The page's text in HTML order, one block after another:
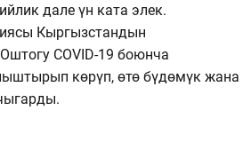
дале үн ката элек.
Кыргызстандын
COVID-19 боюнча
көрүп, өтө бүдөмүк жана